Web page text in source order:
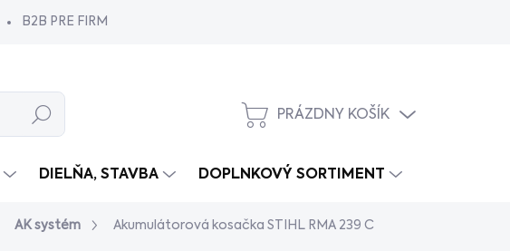
B2B PRE FIRMY
Hľadať
NÁKUPNÝ
PRÁZDNY KOŠÍK
DIELŇA, STAVBA DOPLNKOVÝ SORTIMENT
AK systém Akumulátorová kosačka STIHL RMA 239 C